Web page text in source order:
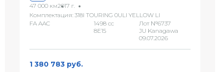
47 000 км2017 г.
Комплектация: 318I TOURING 0ULI YELLOW LI
FA AAC
1498 сс
8E15
Лот №6737
JU Kanagawa
09.07.2026
1 380 783 руб.